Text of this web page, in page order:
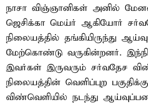
நாசா விஞ்ஞானிகள் அனில்
ஜெசிக்கா மெய்ர் ஆகியோர்
நிலையத்தில் தங்கியிருந்து
மேற்கொண்டு வருகின்றனர்.
இவர்கள் இருவரும் சர்வதேச
நிலையத்தின் வெளிப்புற
விண்வெளியில் நடந்து